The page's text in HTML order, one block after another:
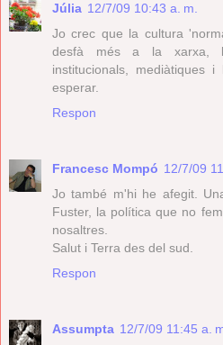
Júlia 12/7/09 10:43 a. m.
Jo crec que la cultura
desfà més a la xarxa,
institucionals, mediàtiques
esperar.
Respon
Francesc Mompó 12/7/09
Jo també m'hi he afegit.
Fuster, la política que no
nosaltres.
Salut i Terra des del sud.
Respon
Assumpta 12/7/09 11:45 a.